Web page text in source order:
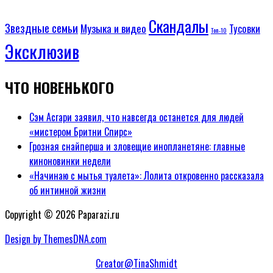
Звездные семьи Музыка и видео Скандалы Топ-10 Тусовки
Эксклюзив
ЧТО НОВЕНЬКОГО
Сэм Асгари заявил, что навсегда останется для людей
«мистером Бритни Спирс»
Грозная снайперша и зловещие инопланетяне: главные
киноновинки недели
«Начинаю с мытья туалета»: Лолита откровенно рассказала
об интимной жизни
Copyright © 2026 Paparazi.ru
Design by ThemesDNA.com
Creator@TinaShmidt